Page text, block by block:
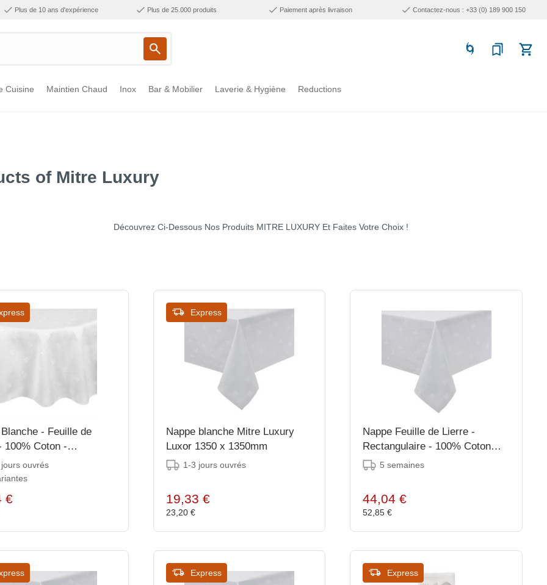
Plus de 10 ans d'expérience Plus de 25.000 produits Paiement après livraison Contactez-nous : +33 (0) 189 900 150
Cuisine Maintien Chaud Inox Bar & Mobilier Laverie & Hygiène Reductions
of Mitre Luxury
Découvrez Ci-Dessous Nos Produits MITRE LUXURY Et Faites Votre Choix !
- Feuille de
100% Coton -
en 2 tailles
ouvrés
€
Express
Nappe blanche Mitre Luxury
Luxor 1350 x 1350mm
1-3 jours ouvrés
19,33 €
23,20 €
Nappe Feuille de Lierre -
Rectangulaire - 100% Coton
Blanc - Disponibles en 2 Tailles
5 semaines
44,04 €
52,85 €
Express Express